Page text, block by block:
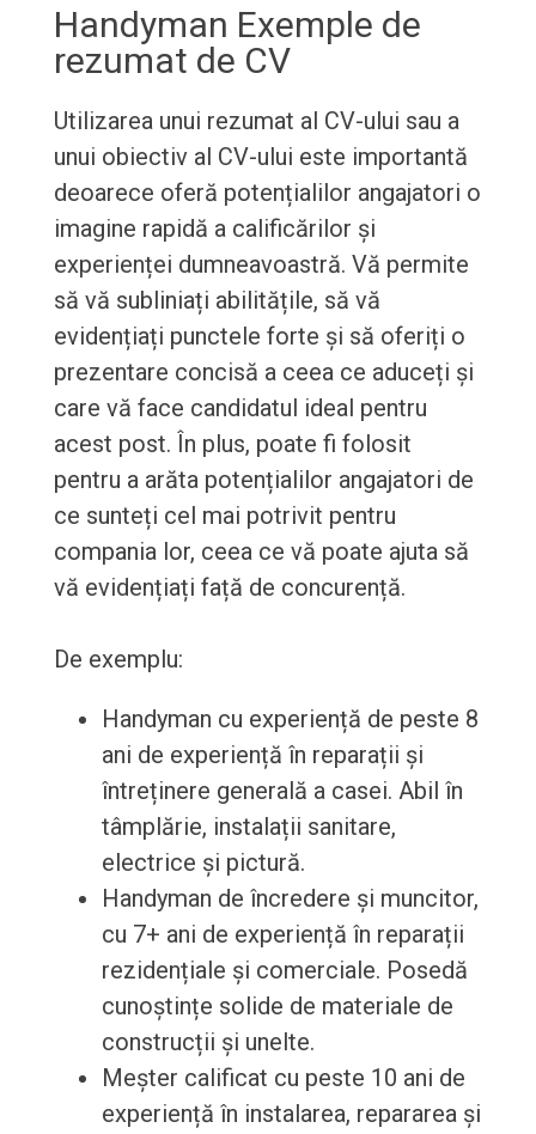
Handyman Exemple de
rezumat de CV
Utilizarea unui rezumat al CV-ului sau a
unui obiectiv al CV-ului este importantă
deoarece oferă potențialilor angajatori o
imagine rapidă a calificărilor și
experienței dumneavoastră. Vă permite
să vă subliniați abilitățile, să vă
evidențiați punctele forte și să oferiți o
prezentare concisă a ceea ce aduceți și
care vă face candidatul ideal pentru
acest post. În plus, poate fi folosit
pentru a arăta potențialilor angajatori de
ce sunteți cel mai potrivit pentru
compania lor, ceea ce vă poate ajuta să
vă evidențiați față de concurență.
De exemplu:
Handyman cu experiență de peste 8
ani de experiență în reparații și
întreținere generală a casei. Abil în
tâmplărie, instalații sanitare,
electrice și pictură.
Handyman de încredere și muncitor,
cu 7+ ani de experiență în reparații
rezidențiale și comerciale. Posedă
cunoștințe solide de materiale de
construcții și unelte.
Meșter calificat cu peste 10 ani de
experiență în instalarea, repararea și